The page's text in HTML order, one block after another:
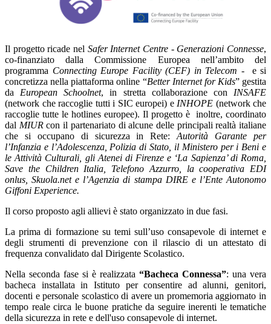
Il progetto ricade nel Safer Internet Centre - Generazioni Connesse,
co-finanziato dalla Commissione Europea nell’ambito del
programma Connecting Europe Facility (CEF) in Telecom - e si
concretizza nella piattaforma online “Better Internet for Kids” gestita
da European Schoolnet, in stretta collaborazione con INSAFE
(network che raccoglie tutti i SIC europei) e INHOPE (network che
raccoglie tutte le hotlines europee). Il progetto è inoltre, coordinato
dal MIURcon il partenariato di alcune delle principali realtà italiane
che si occupano di sicurezza in Rete:Autorità Garante per
l’Infanzia e l’Adolescenza, Polizia di Stato, il Ministero per i Beni e
le Attività Culturali, gli Atenei di Firenze e ‘La Sapienza’ di Roma,
Save the Children Italia, Telefono Azzurro, la cooperativa EDI
onlus, Skuola.net e l’Agenzia di stampa DIRE e l’Ente Autonomo
Giffoni Experience.
Il corso proposto agli allievi è stato organizzato in due fasi.
La prima di formazione su temi sull’uso consapevole di internet e
degli strumenti di prevenzione con il rilascio di un attestato di
frequenza convalidato dal Dirigente Scolastico.
Nella seconda fase si è realizzata “Bacheca Connessa”: una vera
bacheca installata in Istituto per consentire ad alunni, genitori,
docenti e personale scolastico di avere un promemoria aggiornato in
tempo reale circa le buone pratiche da seguire inerenti le tematiche
della sicurezza in rete e dell'uso consapevole di internet.